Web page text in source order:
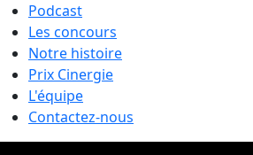
Podcast
Les concours
Notre histoire
Prix Cinergie
L'équipe
Contactez-nous